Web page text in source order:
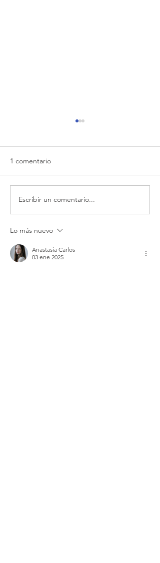
1 comentario
Escribir un comentario...
Lo más nuevo
Anastasia Carlos
03 ene 2025